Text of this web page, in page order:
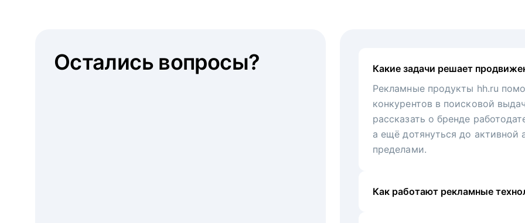
Какие задачи решает
Рекламные продукты hh.ru
конкурентов в поисковой
рассказать о бренде
а ещё дотянуться до активной
пределами.
Как работают рекламные
Остались вопросы?